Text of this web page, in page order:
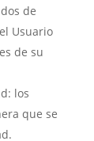
de
Usuario
de su
los
que se